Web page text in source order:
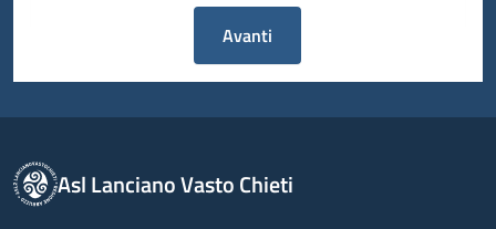
Avanti
Asl Lanciano Vasto Chieti